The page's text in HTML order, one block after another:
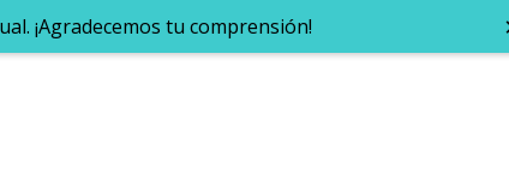
¡Agradecemos tu comprensión!